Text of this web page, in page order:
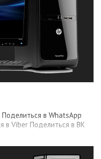
в WhatsApp
в Viber Поделиться в ВК